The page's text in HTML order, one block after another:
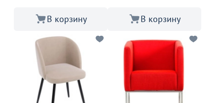
В корзину В корзину